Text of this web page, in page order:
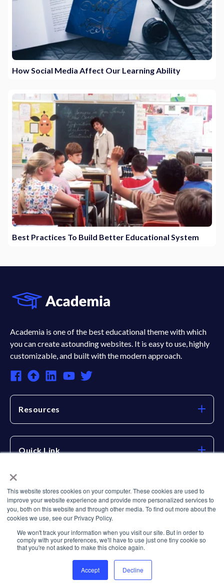
×
This website stores cookies on your computer. These cookies are used to
improve your website experience and provide more personalized services to
you, both on this website and through other media. To find out more about the
cookies we use, see our Privacy Policy.
We won't track your information when you visit our site. But in order to
comply with your preferences, we'll have to use just one tiny cookie so
that you're not asked to make this choice again.
Accept Decline
How Social Media Affect Our Learning Ability
Best Practices To Build Better Educational System
Academia is one of the best educational theme with which
you can create astounding websites. It is easy to use, highly
customizable, and built with the modern approach.
Resources
Quick Link
Get In Touch
(209) 555-0104
deanna.curtis@example.com